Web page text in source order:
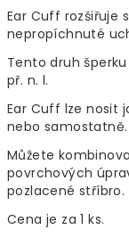
Ear Cuff rozšiřuje
nepropíchnuté
Tento druh
př. n. l.
Ear Cuff lze nosit
nebo samostatně.
Můžete
povrchových
pozlacené stříbro.
Cena je za 1 ks.